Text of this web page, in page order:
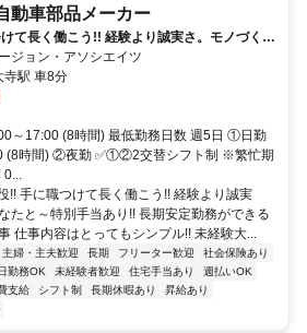
動車部品メーカー
て長く働こう!! 経験より誠実さ。モノづくり
り!! 長期安定勤務ができる優良メーカーでの
ジョン・アソシエイツ
寺駅 車8分
～17:00 (8時間) 最低勤務日数 週5日 ①日勤
(8時間) ②夜勤 ✅①②2交替シフト制 ※繁忙期
0...
!! 手に職つけて長く働こう!! 経験より誠実
たと～特別手当あり!! 長期安定勤務ができる
仕事内容はとってもシンプル!! 未経験大...
主婦・主夫歓迎 長期 フリーター歓迎
社会保険あり
勤務OK 未経験者歓迎 住宅手当あり
週払いOK
支給 シフト制 長期休暇あり
昇給あり